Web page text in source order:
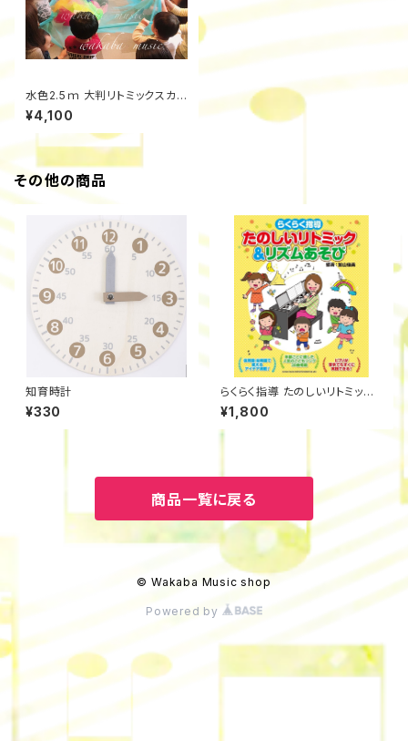
水色2.5ｍ 大判リトミックスカ
ーフ
¥4,100
その他の商品
知育時計
¥330
らくらく指導 たのしいリトミック&
リズムあそび
¥1,800
商品一覧に戻る
© Wakaba Music shop
Powered by